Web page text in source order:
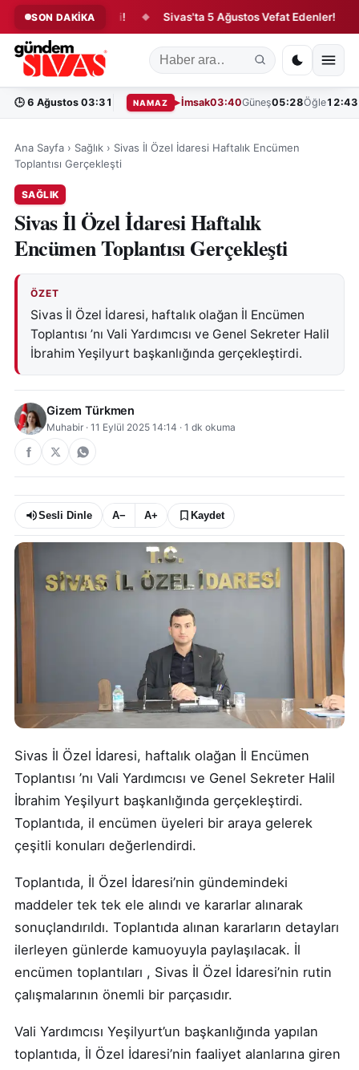
SON DAKİKA
Hareketliliği! ◆ Sivas'ta 5 Ağustos Vefat Edenler! ◆
🕒 6 Ağustos 03:31 NAMAZ İmsak03:40Güneş05:28Öğle12:43
Ana Sayfa › Sağlık › Sivas İl Özel İdaresi Haftalık Encümen
Toplantısı Gerçekleşti
SAĞLIK
Sivas İl Özel İdaresi Haftalık
Encümen Toplantısı Gerçekleşti
ÖZET
Sivas İl Özel İdaresi, haftalık olağan İl Encümen
Toplantısı ’nı Vali Yardımcısı ve Genel Sekreter Halil
İbrahim Yeşilyurt başkanlığında gerçekleştirdi.
Gizem Türkmen
Muhabir · 11 Eylül 2025 14:14 · 1 dk okuma
Sesli Dinle A− A+ Kaydet
Sivas İl Özel İdaresi, haftalık olağan İl Encümen
Toplantısı ’nı Vali Yardımcısı ve Genel Sekreter Halil
İbrahim Yeşilyurt başkanlığında gerçekleştirdi.
Toplantıda, il encümen üyeleri bir araya gelerek
çeşitli konuları değerlendirdi.
Toplantıda, İl Özel İdaresi’nin gündemindeki
maddeler tek tek ele alındı ve kararlar alınarak
sonuçlandırıldı. Toplantıda alınan kararların detayları
ilerleyen günlerde kamuoyuyla paylaşılacak. İl
encümen toplantıları , Sivas İl Özel İdaresi’nin rutin
çalışmalarının önemli bir parçasıdır.
Vali Yardımcısı Yeşilyurt’un başkanlığında yapılan
toplantıda, İl Özel İdaresi’nin faaliyet alanlarına giren